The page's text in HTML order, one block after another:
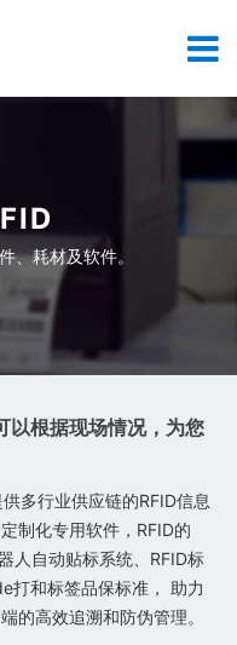
、耗材及软件。
以根据现场情况，为您
多行业供应链的RFID信息
制化专用软件，RFID的
人自动贴标系统、RFID标
打和标签品保标准， 助力
的高效追溯和防伪管理。